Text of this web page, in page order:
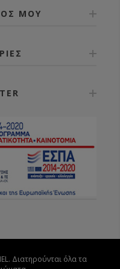
ΜΟΥ
Διατηρούνται όλα τα